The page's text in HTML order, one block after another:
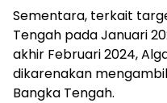
Sementara, terkait
Tengah pada Januari
akhir Februari 2024,
dikarenakan
Bangka Tengah.